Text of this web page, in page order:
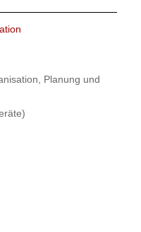
Planung und